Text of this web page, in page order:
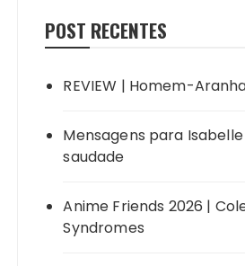
POST RECENTES
REVIEW | Homem-
Mensagens para
saudade
Anime Friends 2026 |
Syndromes